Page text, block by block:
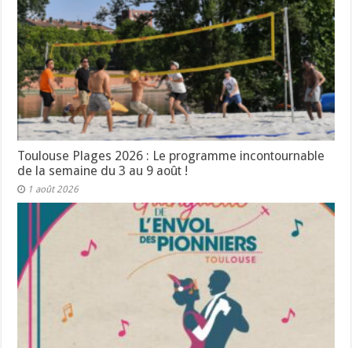
Toulouse Plages 2026 : Le programme incontournable
de la semaine du 3 au 9 août !
1 août 2026